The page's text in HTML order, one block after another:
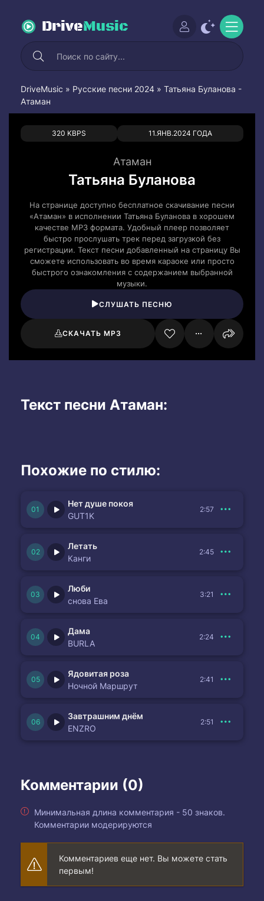
DriveMusic
DriveMusic » Русские песни 2024 » Татьяна Буланова -
Атаман
320 KBPS 11.ЯНВ.2024 ГОДА
0 0
Атаман
Татьяна Буланова
На странице доступно бесплатное скачивание песни
«Атаман» в исполнении Татьяна Буланова в хорошем
качестве MP3 формата. Удобный плеер позволяет
быстро прослушать трек перед загрузкой без
регистрации. Текст песни добавленный на страницу Вы
сможете использовать во время караоке или просто
быстрого ознакомления с содержанием выбранной
музыки.
СЛУШАТЬ ПЕСНЮ
СКАЧАТЬ MP3
Текст песни Атаман:
Похожие по стилю:
Нет душе покоя
GUT1K
2:57
Летать
Канги
2:45
Люби
снова Ева
3:21
Дама
BURLA
2:24
Ядовитая роза
Ночной Маршрут
2:41
Завтрашним днём
ENZRO
2:51
Комментарии (0)
Минимальная длина комментария - 50 знаков.
Комментарии модерируются
Комментариев еще нет. Вы можете стать
первым!